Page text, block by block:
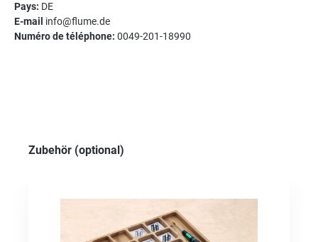
Pays: DE
E-mail info@flume.de
Numéro de téléphone: 0049-201-18990
Ignorer la galerie de produits
Zubehör (optional)